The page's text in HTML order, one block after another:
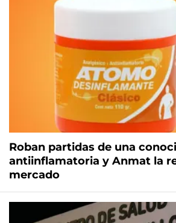
Roban partidas de una
antiinflamatoria y Anmat la
mercado